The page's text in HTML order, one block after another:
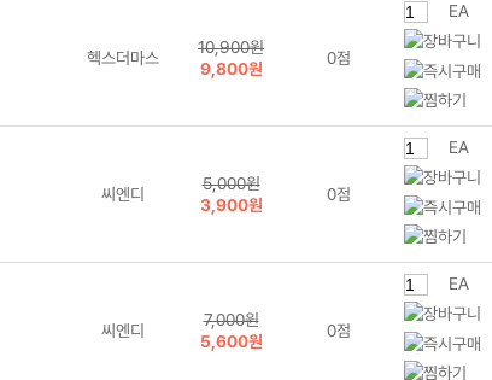
헥스더마스
10,900원
9,800원
0점
EA
씨엔디
5,000원
3,900원
0점
EA
씨엔디
7,000원
5,600원
0점
EA